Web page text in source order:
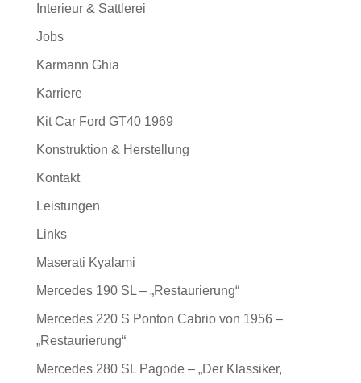
Interieur & Sattlerei
Jobs
Karmann Ghia
Karriere
Kit Car Ford GT40 1969
Konstruktion & Herstellung
Kontakt
Leistungen
Links
Maserati Kyalami
Mercedes 190 SL – „Restaurierung“
Mercedes 220 S Ponton Cabrio von 1956 –
„Restaurierung“
Mercedes 280 SL Pagode – „Der Klassiker,